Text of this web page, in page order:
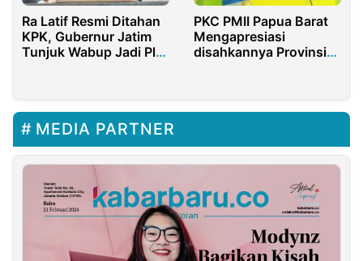
Ra Latif Resmi Ditahan
KPK, Gubernur Jatim
Tunjuk Wabup Jadi Plt.
PKC PMII Papua Barat
Mengapresiasi
disahkannya Provinsi
MEDIA PARTNER